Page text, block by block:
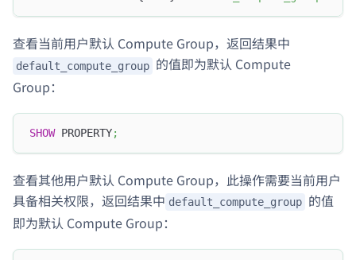
查看当前用户默认 Compute Group，返回结果中
default_compute_group 的值即为默认 Compute
Group：
SHOW PROPERTY;
查看其他用户默认 Compute Group，此操作需要当前用户
具备相关权限，返回结果中 default_compute_group 的值
即为默认 Compute Group：